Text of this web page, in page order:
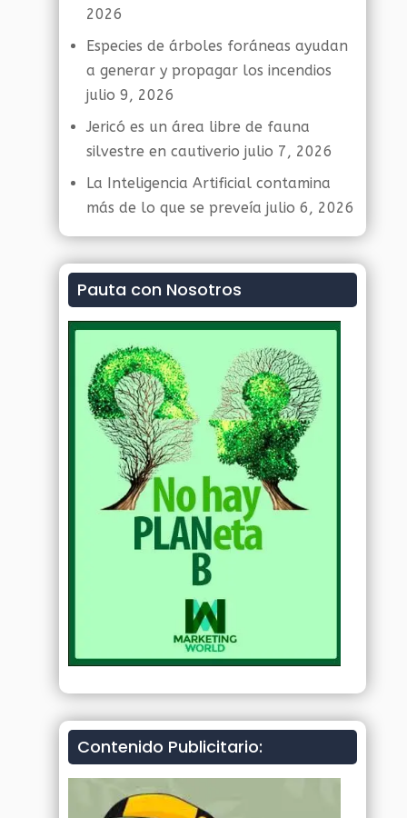
2026
Especies de árboles foráneas ayudan
a generar y propagar los incendios
julio 9, 2026
Jericó es un área libre de fauna
silvestre en cautiverio julio 7, 2026
La Inteligencia Artificial contamina
más de lo que se preveía julio 6, 2026
Pauta con Nosotros
Contenido Publicitario: